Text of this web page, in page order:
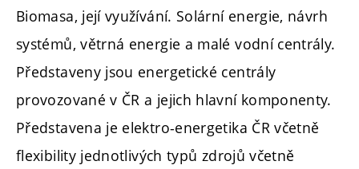
Biomasa, její využívání. Solární energie, návrh
systémů, větrná energie a malé vodní centrály.
Představeny jsou energetické centrály
provozované v ČR a jejich hlavní komponenty.
Představena je elektro-energetika ČR včetně
flexibility jednotlivých typů zdrojů včetně